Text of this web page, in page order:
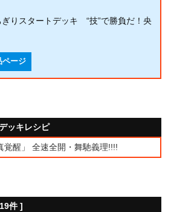
ぎりスタートデッキ “技”で勝負だ！央
ページ
ッキレシピ
覚醒」 全速全開・舞馳義理!!!!
件 ]